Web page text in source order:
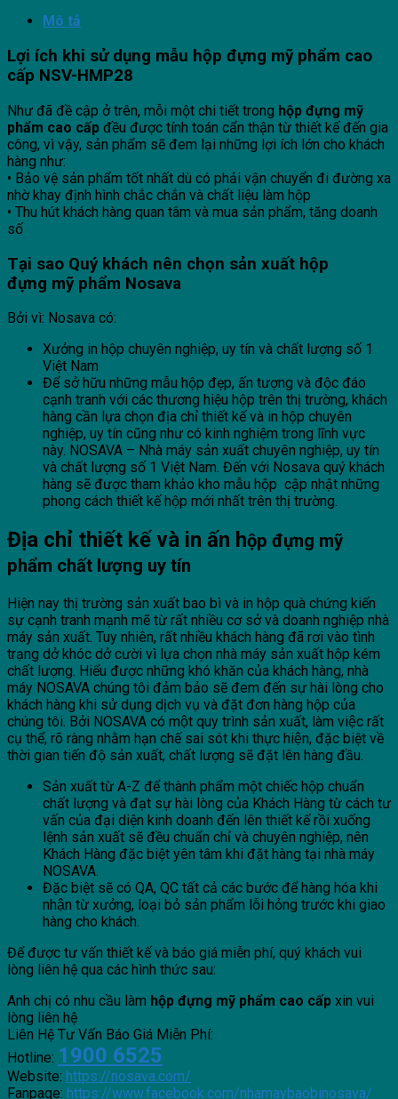
Mô tả
Lợi ích khi sử dụng mẫu hộp đựng mỹ phẩm cao
cấp NSV-HMP28
Như đã đề cập ở trên, mỗi một chi tiết trong hộp đựng mỹ
phẩm cao cấp đều được tính toán cẩn thận từ thiết kế đến gia
công, vì vậy, sản phẩm sẽ đem lại những lợi ích lớn cho khách
hàng như:
• Bảo vệ sản phẩm tốt nhất dù có phải vận chuyển đi đường xa
nhờ khay định hình chắc chắn và chất liệu làm hộp
• Thu hút khách hàng quan tâm và mua sản phẩm, tăng doanh
số
Tại sao Quý khách nên chọn sản xuất hộp
đựng mỹ phẩm Nosava
Bởi vì: Nosava có:
Xưởng in hộp chuyên nghiệp, uy tín và chất lượng số 1
Việt Nam
Để sở hữu những mẫu hộp đẹp, ấn tượng và độc đáo
cạnh tranh với các thương hiệu hộp trên thị trường, khách
hàng cần lựa chọn địa chỉ thiết kế và in hộp chuyên
nghiệp, uy tín cũng như có kinh nghiệm trong lĩnh vực
này. NOSAVA – Nhà máy sản xuất chuyên nghiệp, uy tín
và chất lượng số 1 Việt Nam. Đến với Nosava quý khách
hàng sẽ được tham khảo kho mẫu hộp cập nhật những
phong cách thiết kế hộp mới nhất trên thị trường.
Địa chỉ thiết kế và in ấn hộp đựng mỹ
phẩm chất lượng uy tín
Hiện nay thị trường sản xuất bao bì và in hộp quà chứng kiến
sự cạnh tranh mạnh mẽ từ rất nhiều cơ sở và doanh nghiệp nhà
máy sản xuất. Tuy nhiên, rất nhiều khách hàng đã rơi vào tình
trạng dở khóc dở cười vì lựa chọn nhà máy sản xuất hộp kém
chất lượng. Hiểu được những khó khăn của khách hàng, nhà
máy NOSAVA chúng tôi đảm bảo sẽ đem đến sự hài lòng cho
khách hàng khi sử dụng dịch vụ và đặt đơn hàng hộp của
chúng tôi. Bởi NOSAVA có một quy trình sản xuất, làm việc rất
cụ thể, rõ ràng nhằm hạn chế sai sót khi thực hiện, đặc biệt về
thời gian tiến độ sản xuất, chất lượng sẽ đặt lên hàng đầu.
Sản xuất từ A-Z để thành phẩm một chiếc hộp chuẩn
chất lượng và đạt sự hài lòng của Khách Hàng từ cách tư
vấn của đại diện kinh doanh đến lên thiết kế rồi xuống
lệnh sản xuất sẽ đều chuẩn chỉ và chuyên nghiệp, nên
Khách Hàng đặc biệt yên tâm khi đặt hàng tại nhà máy
NOSAVA.
Đặc biệt sẽ có QA, QC tất cả các bước để hàng hóa khi
nhận từ xưởng, loại bỏ sản phẩm lỗi hỏng trước khi giao
hàng cho khách.
Để được tư vấn thiết kế và báo giá miễn phí, quý khách vui
lòng liên hệ qua các hình thức sau:
Anh chị có nhu cầu làm hộp đựng mỹ phẩm cao cấp xin vui
lòng liên hệ
Liên Hệ Tư Vấn Báo Giá Miễn Phí:
Hotline: 1900 6525
Website: https://nosava.com/
Fanpage: https://www.facebook.com/nhamaybaobinosava/